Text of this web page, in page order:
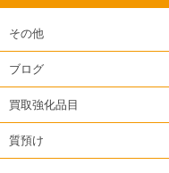
その他
ブログ
買取強化品目
質預け